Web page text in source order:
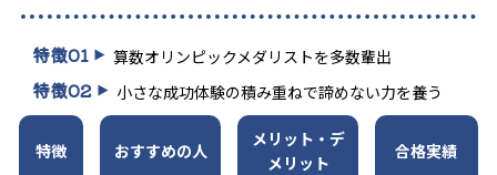
特徴01 算数オリンピックメダリストを多数輩出
特徴02 小さな成功体験の積み重ねで諦めない力を養う
特徴 おすすめの人
メリット・デ
メリット
合格実績